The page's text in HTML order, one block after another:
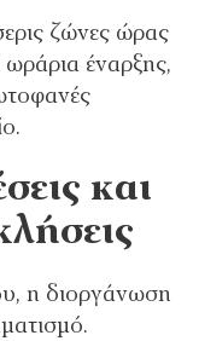
ζώνες ώρας
ωράρια έναρξης,
και
η διοργάνωση